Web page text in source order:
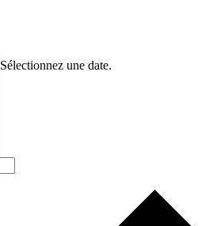
Sélectionnez une date.